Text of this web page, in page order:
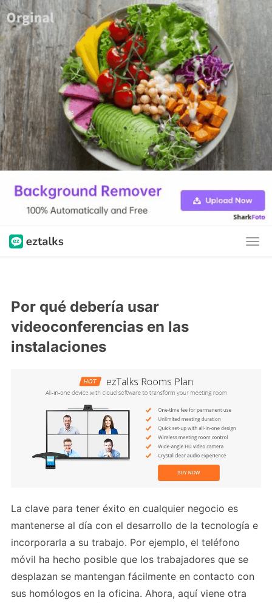
Por qué debería usar
videoconferencias en las
instalaciones
La clave para tener éxito en cualquier negocio es
mantenerse al día con el desarrollo de la tecnología e
incorporarla a su trabajo. Por ejemplo, el teléfono
móvil ha hecho posible que los trabajadores que se
desplazan se mantengan fácilmente en contacto con
sus homólogos en la oficina. Ahora, aquí viene otra